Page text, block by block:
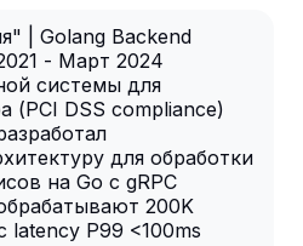
| Golang Backend
- Март 2024
системы для
(PCI DSS compliance)
для обработки
на Go с gRPC
200K
latency P99 <100ms